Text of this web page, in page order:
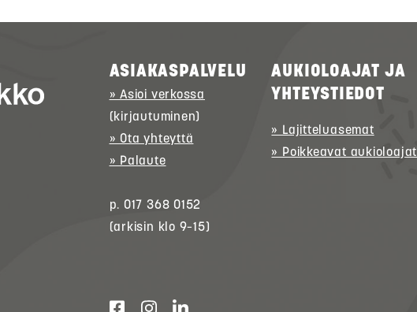
ASIAKASPALVELU
» Asioi verkossa
(kirjautuminen)
» Ota yhteyttä
» Palaute
p. 017 368 0152
(arkisin klo 9–15)
AUKIOLOAJAT JA
YHTEYSTIEDOT
» Lajitteluasemat
» Poikkeavat aukioloajat